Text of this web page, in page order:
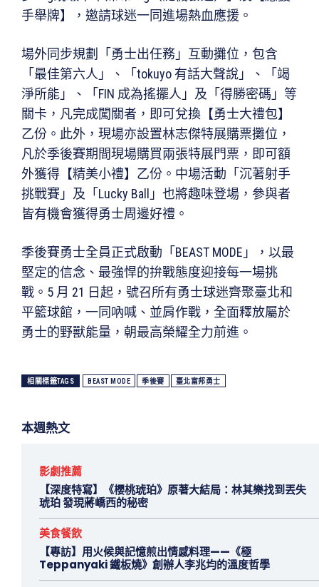
手舉牌】，邀請球迷一同進場熱血應援。
場外同步規劃「勇士出任務」互動攤位，包含
「最佳第六人」、「tokuyo 有話大聲說」、「竭
淨所能」、「FIN 成為搖擺人」及「得勝密碼」等
關卡，凡完成闖關者，即可兌換【勇士大禮包】
乙份。此外，現場亦設置林志傑特展購票攤位，
凡於季後賽期間現場購買兩張特展門票，即可額
外獲得【精美小禮】乙份。中場活動「沉著射手
挑戰賽」及「Lucky Ball」也將趣味登場，參與者
皆有機會獲得勇士周邊好禮。
季後賽勇士全員正式啟動「BEAST MODE」，以最
堅定的信念、最強悍的拚戰態度迎接每一場挑
戰。5 月 21 日起，號召所有勇士球迷齊聚臺北和
平籃球館，一同吶喊、並肩作戰，全面釋放屬於
勇士的野獸能量，朝最高榮耀全力前進。
相關標籤TAGS BEAST MODE 季後賽 臺北富邦勇士
本週熱文
影劇推薦
【深度特寫】《櫻桃琥珀》原著大結局：林其樂找到丟失
琥珀 發現蔣嶠西的秘密
美食餐飲
【專訪】用火候與記憶煎出情感料理——《極
Teppanyaki 鐵板燒》創辦人李兆均的溫度哲學